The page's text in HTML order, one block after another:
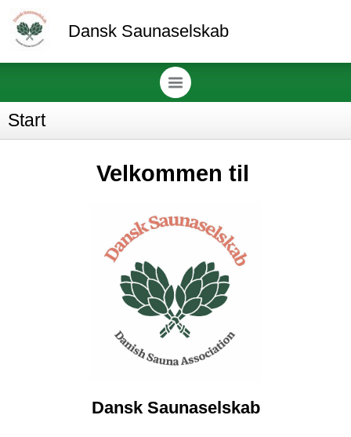
Dansk Saunaselskab
Start
Velkommen til
Dansk Saunaselskab